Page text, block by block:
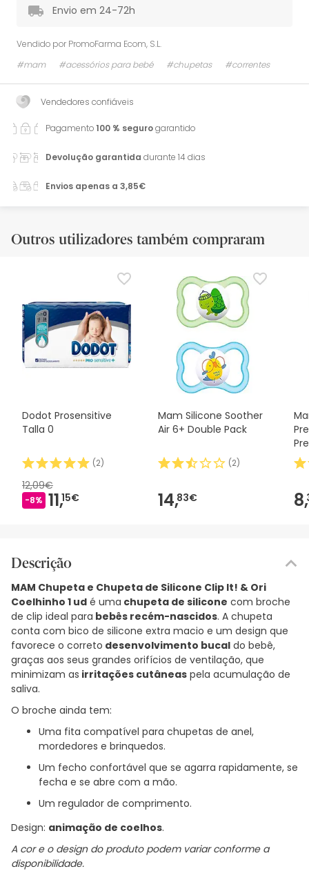
Envio em 24-72h
Vendido por PromoFarma Ecom, S.L.
#mam
#acessórios para bebé #chupetas #correntes
Vendedores confiáveis
Pagamento100 % segurogarantido
Devolução garantida durante 14 dias
Envios apenas a 3,85€
Outros utilizadores também compraram
Dodot Prosensitive
Talla 0
(2)
12,09€
-8% 11,15€
Mam Silicone Soother
Air 6+ Double Pack
(2)
14,83€
&
8,
Descrição
MAM Chupeta e Chupeta de Silicone Clip It! & Ori
Coelhinho 1 ud é uma chupeta de silicone com broche
de clip ideal para bebês recém-nascidos. A chupeta
conta com bico de silicone extra macio e um design que
favorece o correto desenvolvimento bucal do bebê,
graças aos seus grandes orifícios de ventilação, que
minimizam as irritações cutâneas pela acumulação de
saliva.
O broche ainda tem:
Uma fita compatível para chupetas de anel,
mordedores e brinquedos.
Um fecho confortável que se agarra rapidamente, se
fecha e se abre com a mão.
Um regulador de comprimento.
Design: animação de coelhos.
A cor e o design do produto podem variar conforme a
disponibilidade.